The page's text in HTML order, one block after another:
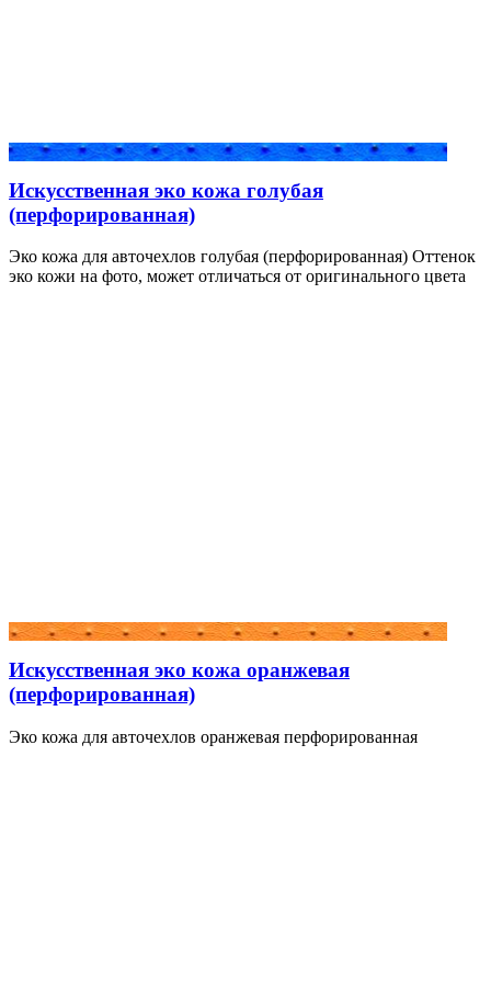
Искусственная эко кожа голубая
(перфорированная)
Эко кожа для авточехлов голубая (перфорированная) Оттенок
эко кожи на фото, может отличаться от оригинального цвета
Искусственная эко кожа оранжевая
(перфорированная)
Эко кожа для авточехлов оранжевая перфорированная